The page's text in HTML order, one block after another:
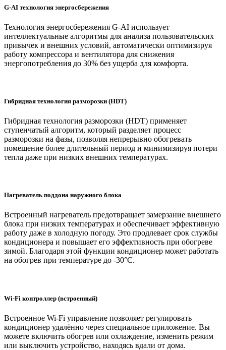
G-AI технология энергосбережения
Технология энергосбережения G-AI использует
интеллектуальные алгоритмы для анализа пользовательских
привычек и внешних условий, автоматически оптимизируя
работу компрессора и вентилятора для снижения
энергопотребления до 30% без ущерба для комфорта.
Гибридная технология разморозки (HDT)
Гибридная технология разморозки (HDT) применяет
ступенчатый алгоритм, который разделяет процесс
разморозки на фазы, позволяя непрерывно обогревать
помещение более длительный период и минимизируя потери
тепла даже при низких внешних температурах.
Нагреватель поддона наружного блока
Встроенный нагреватель предотвращает замерзание внешнего
блока при низких температурах и обеспечивает эффективную
работу даже в холодную погоду. Это продлевает срок службы
кондиционера и повышает его эффективность при обогреве
зимой. Благодаря этой функции кондиционер может работать
на обогрев при температуре до -30°C.
Wi-Fi контроллер (встроенный)
Встроенное Wi-Fi управление позволяет регулировать
кондиционер удалённо через специальное приложение. Вы
можете включить обогрев или охлаждение, изменить режим
или выключить устройство, находясь вдали от дома.